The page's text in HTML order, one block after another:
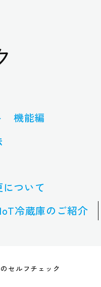
機能編
ついて
冷蔵庫のご紹介
セルフチェック